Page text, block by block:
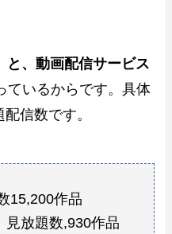
と、動画配信サービス
ているからです。具体
信数です。
15,200作品
放題数,930作品